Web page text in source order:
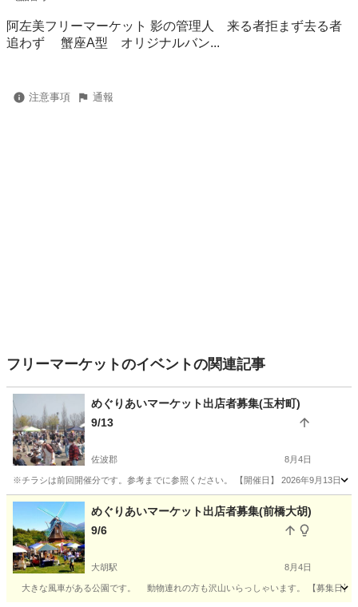
阿左美フリーマーケット 影の管理人 来る者拒まず去る者
追わず 蟹座A型 オリジナルバン...
注意事項 通報
フリーマーケットのイベントの関連記事
めぐりあいマーケット出店者募集(玉村町)
9/13
佐波郡 8月4日
※チラシは前回開催分です。参考までに参照ください。 【開催日】 2026
群馬 佐波郡 フリーマーケット パフォーマンス
めぐりあいマーケット出店者募集(前橋大胡)
9/6
大胡駅 8月4日
大きな風車がある公園です。 動物連れの方も沢山いらっしゃいます。 【募集